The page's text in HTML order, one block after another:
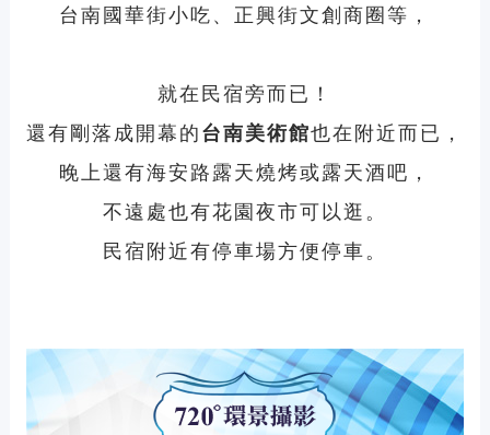
台南國華街小吃、正興街文創商圈等，
就在民宿旁而已！
還有剛落成開幕的台南美術館也在附近而已，
晚上還有海安路露天燒烤或露天酒吧，
不遠處也有花園夜市可以逛。
民宿附近有停車場方便停車。